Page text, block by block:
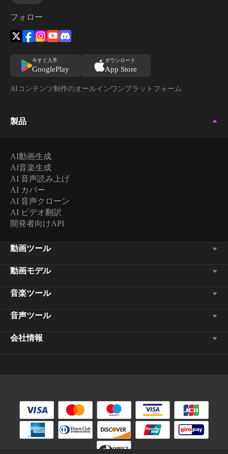
フォロー
今すぐ入手
GooglePlay
ダウンロード
App Store
AIコンテンツ制作のオールインワンプラットフォーム
製品
AI動画生成
AI音楽生成
AI 音声読み上げ
AI カバー
AI 音声クローン
AI ビデオ翻訳
開発者向けAPI
動画ツール
動画モデル
音楽ツール
音声ツール
会社情報